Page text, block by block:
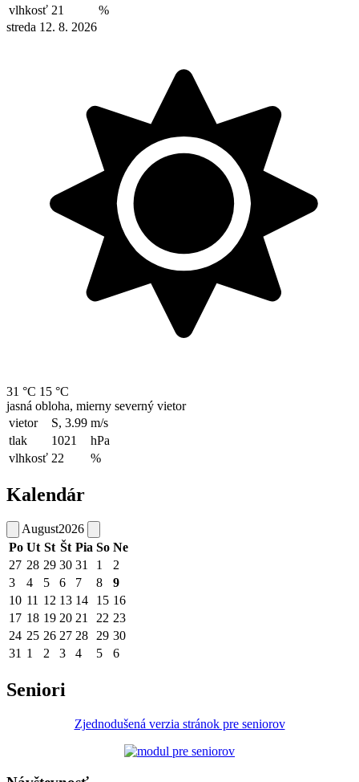
vlhkosť 21
%
streda 12. 8. 2026
31 °C 15 °C
jasná obloha, mierny severný vietor
vietor
S, 3.99 m/s
tlak
1021
hPa
vlhkosť 22 %
Kalendár
August2026
Po Ut St Št Pia So Ne
27 28 29 30 31 1
2
3
4 5 6 7 8
9
10 11 12 13 14 15 16
17 18 19 20 21 22 23
24 25 26 27 28 29 30
31 1 2 3 4 5 6
Seniori
Zjednodušená verzia stránok pre seniorov